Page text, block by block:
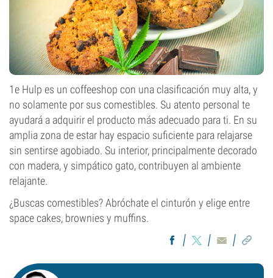
1e Hulp es un coffeeshop con una clasificación muy alta, y
no solamente por sus comestibles. Su atento personal te
ayudará a adquirir el producto más adecuado para ti. En su
amplia zona de estar hay espacio suficiente para relajarse
sin sentirse agobiado. Su interior, principalmente decorado
con madera, y simpático gato, contribuyen al ambiente
relajante.
¿Buscas comestibles? Abróchate el cinturón y elige entre
space cakes, brownies y muffins.